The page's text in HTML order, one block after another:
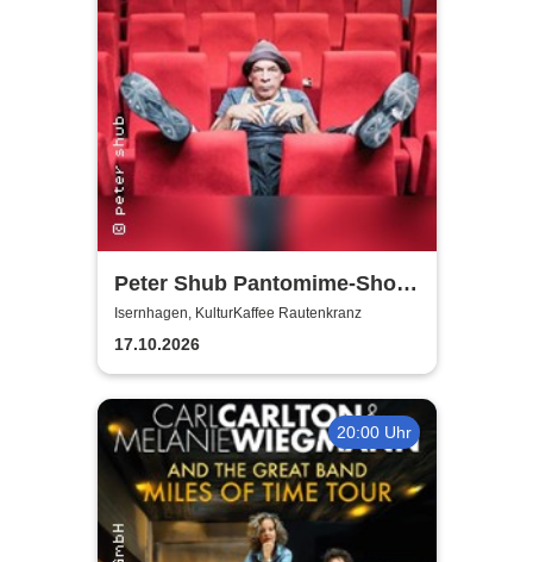
Peter Shub Pantomime-Show
- Für Garderobe keine
Haftung
Isernhagen, KulturKaffee Rautenkranz
17.10.2026
20:00 Uhr